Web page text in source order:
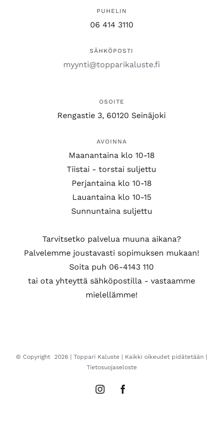
PUHELIN
06 414 3110
SÄHKÖPOSTI
myynti@topparikaluste.fi
OSOITE
Rengastie 3, 60120 Seinäjoki
AVOINNA
Maanantaina klo 10-18
Tiistai - torstai suljettu
Perjantaina klo 10-18
Lauantaina klo 10-15
Sunnuntaina suljettu
Tarvitsetko palvelua muuna aikana?
Palvelemme joustavasti sopimuksen mukaan!
Soita puh 06-4143 110
tai ota yhteyttä sähköpostilla - vastaamme
mielellämme!
© Copyright 2026 | Toppari Kaluste | Kaikki oikeudet pidätetään |
Tietosuojaseloste
Instagram